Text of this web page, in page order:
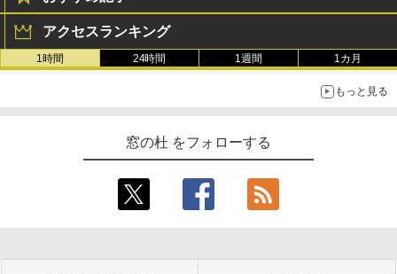
アクセスランキング
1時間 24時間 1週間 1カ月
もっと見る
窓の杜 をフォローする